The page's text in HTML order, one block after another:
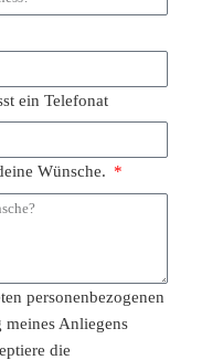
ein Telefonat
Wünsche.
personenbezogenen
Anliegens
die